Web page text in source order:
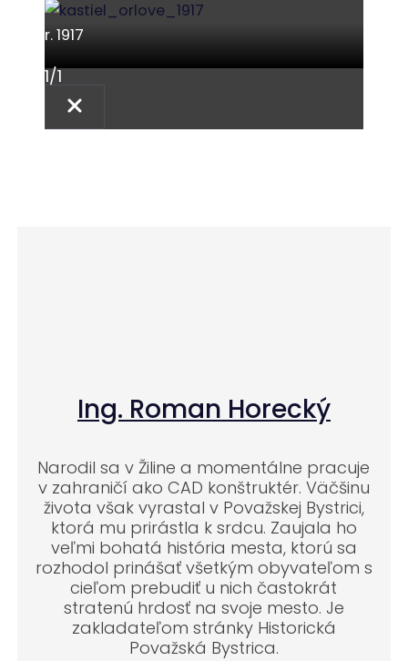
r. 1917
1/1
Ing. Roman Horecký
Narodil sa v Žiline a momentálne pracuje
v zahraničí ako CAD konštruktér. Väčšinu
života však vyrastal v Považskej Bystrici,
ktorá mu prirástla k srdcu. Zaujala ho
veľmi bohatá história mesta, ktorú sa
rozhodol prinášať všetkým obyvateľom s
cieľom prebudiť u nich častokrát
stratenú hrdosť na svoje mesto. Je
zakladateľom stránky Historická
Považská Bystrica.